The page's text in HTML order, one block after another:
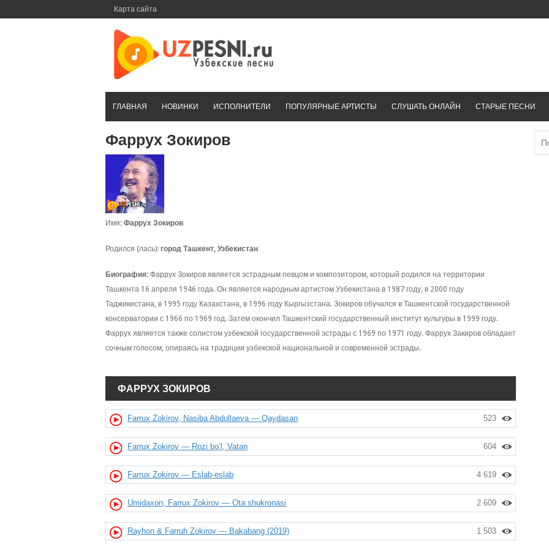
Карта сайта
ГЛАВНАЯ НОВИНКИ ИСПОЛНИТЕЛИ ПОПУЛЯРНЫЕ АРТИСТЫ СЛУШАТЬ ОНЛАЙН СТАРЫЕ ПЕСНИ
Фаррух Зокиров
Имя: Фаррух Зокиров
Родился (лась): город Ташкент, Узбекистан
Биография: Фаррух Зокиров является эстрадным певцом и композитором, который родился на территории
Ташкента 16 апреля 1946 года. Он является народным артистом Узбекистана в 1987 году, в 2000 году
Таджикистана, в 1995 году Казахстана, в 1996 году Кыргызстана. Зокиров обучался в Ташкентской государственной
консерватории с 1966 по 1969 год. Затем окончил Ташкентский государственный институт культуры в 1999 году.
Фаррух является также солистом узбекской государственной эстрады с 1969 по 1971 году. Фаррух Закиров обладает
сочным голосом, опираясь на традиции узбекской национальной и современной эстрады.
ФАРРУХ ЗОКИРОВ
523
Farrux Zokirov, Nasiba Abdullaeva — Qaydasan
604
Farrux Zokirov — Rozi bo’l, Vatan
4 619
Farrux Zokirov — Eslab-eslab
2 609
Umidaxon, Farrux Zokirov — Ota shukronasi
1 503
Rayhon & Farruh Zokirov — Bakabang (2019)